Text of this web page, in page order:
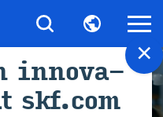
×
in­no­va­
skf.com